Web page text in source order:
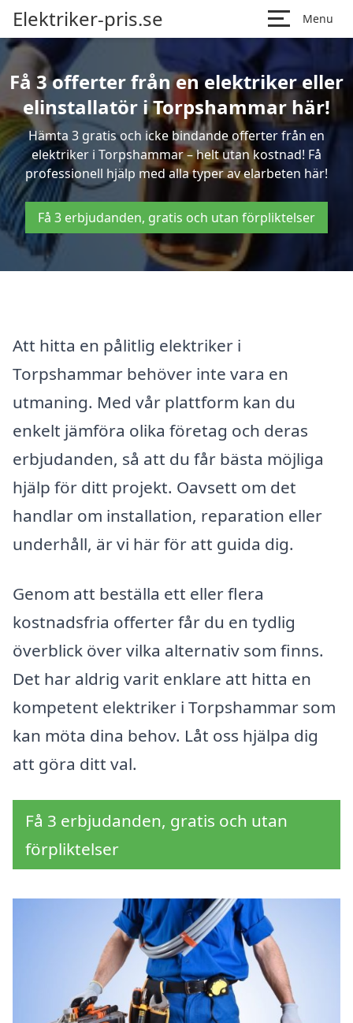
Elektriker-pris.se Menu
Få 3 offerter från en elektriker eller
elinstallatör i Torpshammar här!
Hämta 3 gratis och icke bindande offerter från en
elektriker i Torpshammar – helt utan kostnad! Få
professionell hjälp med alla typer av elarbeten här!
Få 3 erbjudanden, gratis och utan förpliktelser
Att hitta en pålitlig elektriker i
Torpshammar behöver inte vara en
utmaning. Med vår plattform kan du
enkelt jämföra olika företag och deras
erbjudanden, så att du får bästa möjliga
hjälp för ditt projekt. Oavsett om det
handlar om installation, reparation eller
underhåll, är vi här för att guida dig.
Genom att beställa ett eller flera
kostnadsfria offerter får du en tydlig
överblick över vilka alternativ som finns.
Det har aldrig varit enklare att hitta en
kompetent elektriker i Torpshammar som
kan möta dina behov. Låt oss hjälpa dig
att göra ditt val.
Få 3 erbjudanden, gratis och utan
förpliktelser